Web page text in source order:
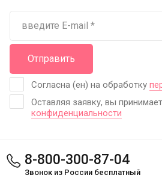
Согласна (ен) на обработку
Оставляя заявку, вы
конфиденциальности
Отправить
8-800-300-87-04
Звонок из России бесплатный